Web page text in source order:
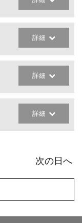
詳細
詳細
詳細
次の日へ